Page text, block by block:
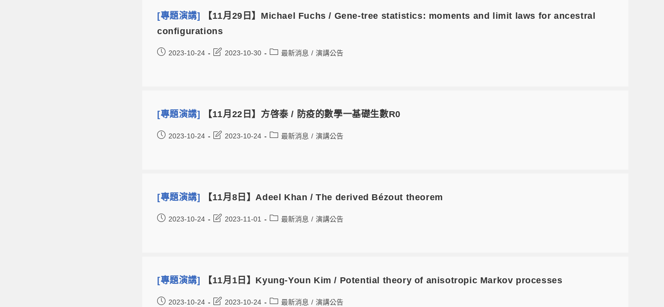
[專題演講]
【11月29日】Michael Fuchs / Gene-tree statistics: moments and limit laws for ancestral
configurations
2023-10-24 2023-10-30 最新消息 / 演講公告
[專題演講] 【11月22日】方啓泰 / 防疫的數學一基礎生數R0
2023-10-24 2023-10-24 最新消息 / 演講公告
[專題演講] 【11月8日】Adeel Khan / The derived Bézout theorem
2023-10-24 2023-11-01 最新消息 / 演講公告
[專題演講] 【11月1日】Kyung-Youn Kim / Potential theory of anisotropic Markov processes
2023-10-24 2023-10-24 最新消息 / 演講公告